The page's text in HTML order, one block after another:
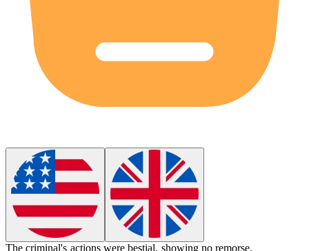
The criminal's actions werebestial, showing no remorse.